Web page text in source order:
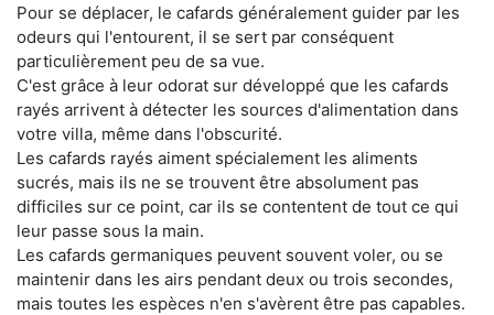
Pour se déplacer, le cafards généralement guider par les
odeurs qui l'entourent, il se sert par conséquent
particulièrement peu de sa vue.
C'est grâce à leur odorat sur développé que les cafards
rayés arrivent à détecter les sources d'alimentation dans
votre villa, même dans l'obscurité.
Les cafards rayés aiment spécialement les aliments
sucrés, mais ils ne se trouvent être absolument pas
difficiles sur ce point, car ils se contentent de tout ce qui
leur passe sous la main.
Les cafards germaniques peuvent souvent voler, ou se
maintenir dans les airs pendant deux ou trois secondes,
mais toutes les espèces n'en s'avèrent être pas capables.